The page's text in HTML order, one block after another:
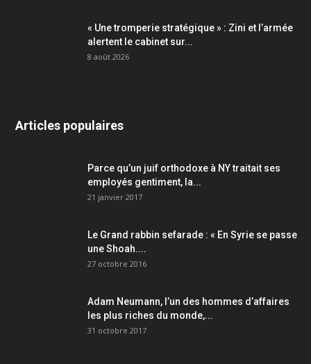
« Une tromperie stratégique » : Zini et l’armée
alertent le cabinet sur...
8 août 2026
Articles populaires
Parce qu’un juif orthodoxe à NY traitait ses
employés gentiment, la...
21 janvier 2017
Le Grand rabbin sefarade : « En Syrie se passe
une Shoah....
27 octobre 2016
Adam Neumann, l’un des hommes d’affaires
les plus riches du monde,...
31 octobre 2017